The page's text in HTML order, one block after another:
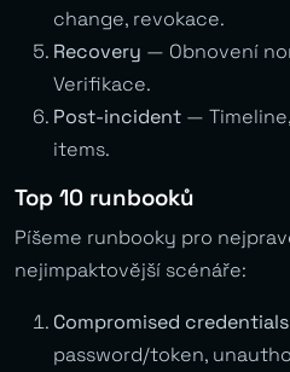
change, revokace.
Recovery — Obnovení
Verifikace.
Post-incident —
items.
Top 10 runbooků
Píšeme runbooky pro
nejimpaktovější scénáře:
Compromised credentials
password/token,